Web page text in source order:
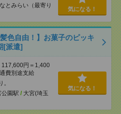
とみらい（最寄り
気になる！
色自由！】お菓子のピッキ
[派遣]
117,600円＝1,400
費別途支給
公園駅 / 大宮(埼玉
気になる！